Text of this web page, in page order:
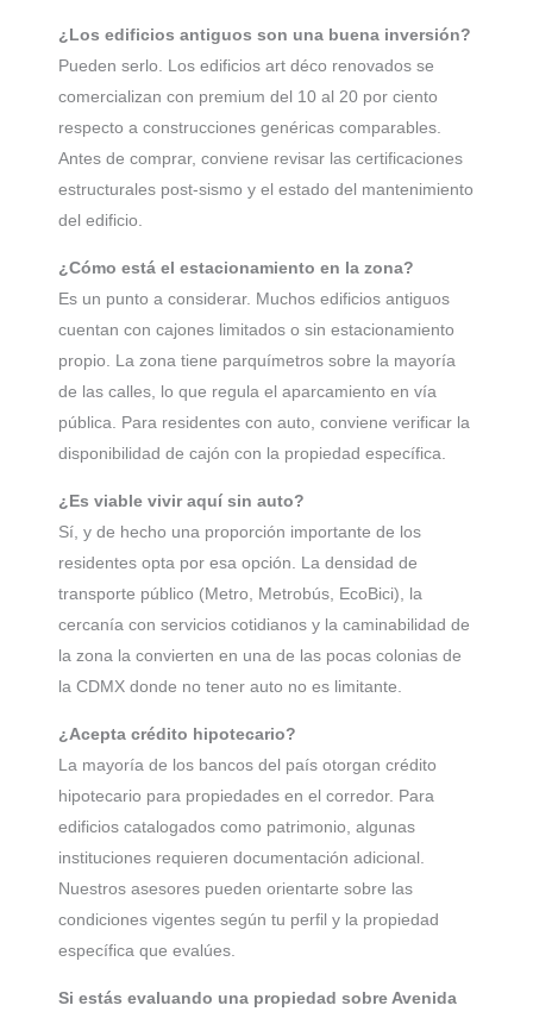
¿Los edificios antiguos son una buena inversión?
Pueden serlo. Los edificios art déco renovados se
comercializan con premium del 10 al 20 por ciento
respecto a construcciones genéricas comparables.
Antes de comprar, conviene revisar las certificaciones
estructurales post-sismo y el estado del mantenimiento
del edificio.
¿Cómo está el estacionamiento en la zona?
Es un punto a considerar. Muchos edificios antiguos
cuentan con cajones limitados o sin estacionamiento
propio. La zona tiene parquímetros sobre la mayoría
de las calles, lo que regula el aparcamiento en vía
pública. Para residentes con auto, conviene verificar la
disponibilidad de cajón con la propiedad específica.
¿Es viable vivir aquí sin auto?
Sí, y de hecho una proporción importante de los
residentes opta por esa opción. La densidad de
transporte público (Metro, Metrobús, EcoBici), la
cercanía con servicios cotidianos y la caminabilidad de
la zona la convierten en una de las pocas colonias de
la CDMX donde no tener auto no es limitante.
¿Acepta crédito hipotecario?
La mayoría de los bancos del país otorgan crédito
hipotecario para propiedades en el corredor. Para
edificios catalogados como patrimonio, algunas
instituciones requieren documentación adicional.
Nuestros asesores pueden orientarte sobre las
condiciones vigentes según tu perfil y la propiedad
específica que evalúes.
Si estás evaluando una propiedad sobre Avenida